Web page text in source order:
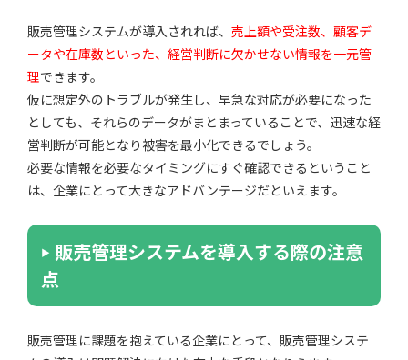
販売管理システムが導入されれば、 売上額や受注数、顧客デ
ータや在庫数といった、経営判断に欠かせない情報を一元管
理できます。
仮に想定外のトラブルが発生し、早急な対応が必要になった
としても、それらのデータがまとまっていることで、迅速な経
営判断が可能となり被害を最小化できるでしょう。
必要な情報を必要なタイミングにすぐ確認できるということ
は、企業にとって大きなアドバンテージだといえます。
販売管理システムを導入する際の注意
点
販売管理に課題を抱えている企業にとって、販売管理システ